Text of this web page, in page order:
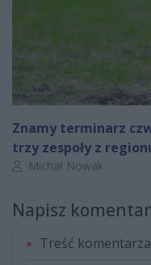
Znamy terminarz
trzy zespoły z
Autor artykułu:
Michał Nowak
Napisz
Treść komentarza